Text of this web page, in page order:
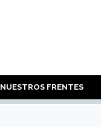
NUESTROS FRENTES